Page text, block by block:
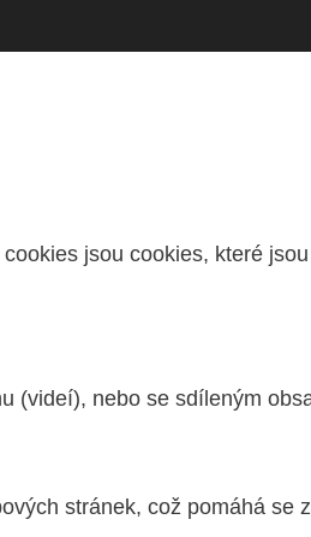
jsou cookies, které
(videí), nebo se sdíleným
stránek, což pomáhá se